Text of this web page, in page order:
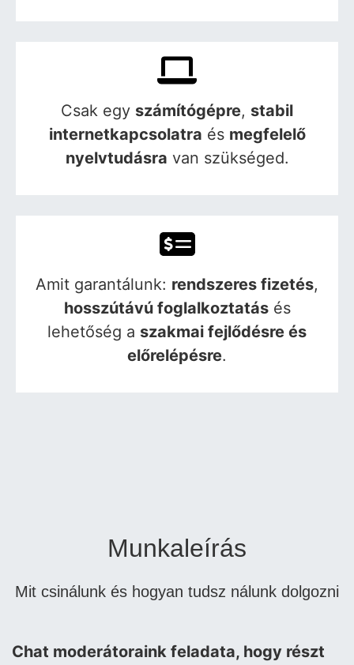
Csak egy számítógépre, stabil
internetkapcsolatra és megfelelő
nyelvtudásra van szükséged.
Amit garantálunk: rendszeres fizetés,
hosszútávú foglalkoztatásés
lehetőség a szakmai fejlődésre és
előrelépésre.
Munkaleírás
Mit csinálunk és hogyan tudsz nálunk dolgozni
Chat moderátoraink feladata, hogy részt